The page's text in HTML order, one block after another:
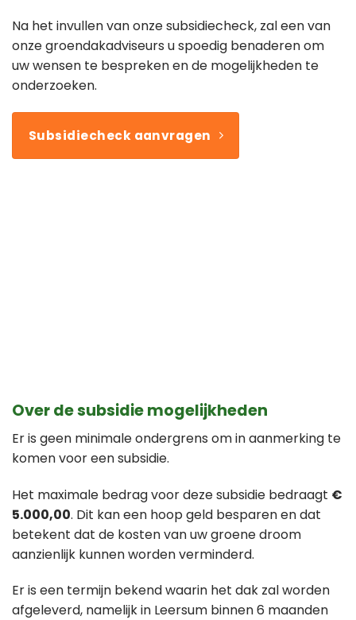
Na het invullen van onze subsidiecheck, zal een van
onze groendakadviseurs u spoedig benaderen om
uw wensen te bespreken en de mogelijkheden te
onderzoeken.
Subsidiecheck aanvragen
Over de subsidie mogelijkheden
Er is geen minimale ondergrens om in aanmerking te
komen voor een subsidie.
Het maximale bedrag voor deze subsidie bedraagt €
5.000,00. Dit kan een hoop geld besparen en dat
betekent dat de kosten van uw groene droom
aanzienlijk kunnen worden verminderd.
Er is een termijn bekend waarin het dak zal worden
afgeleverd, namelijk in Leersum binnen 6 maanden